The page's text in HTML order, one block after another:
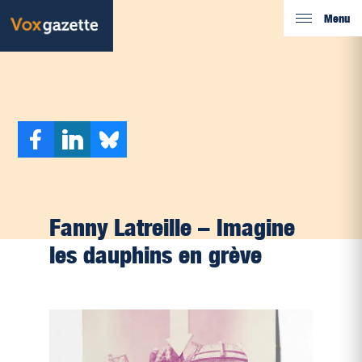
Menu
Fanny Latreille – Imagine
les dauphins en grève